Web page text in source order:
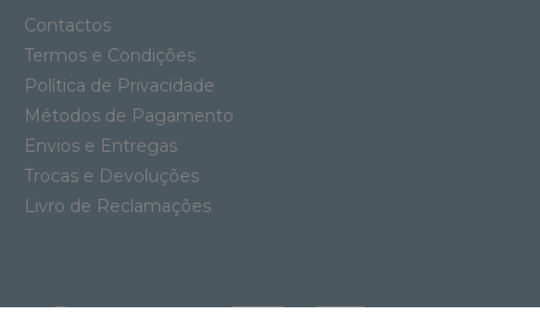
Contactos
Termos e Condições
Política de Privacidade
Métodos de Pagamento
Envios e Entregas
Trocas e Devoluções
Livro de Reclamações